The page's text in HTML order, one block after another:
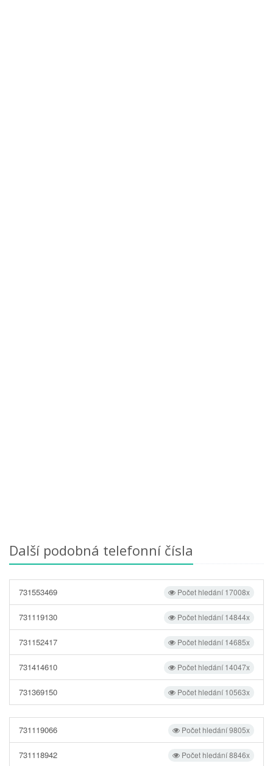
Další podobná telefonní čísla
Počet hledání 17008x
731553469
Počet hledání 14844x
731119130
Počet hledání 14685x
731152417
Počet hledání 14047x
731414610
Počet hledání 10563x
731369150
Počet hledání 9805x
731119066
Počet hledání 8846x
731118942